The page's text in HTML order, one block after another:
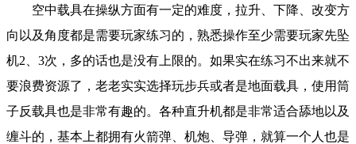
空中载具在操纵方面有一定的难度，拉升、下降、改变方
向以及角度都是需要玩家练习的，熟悉操作至少需要玩家先坠
机2、3次，多的话也是没有上限的。如果实在练习不出来就不
要浪费资源了，老老实实选择玩步兵或者是地面载具，使用筒
子反载具也是非常有趣的。各种直升机都是非常适合舔地以及
缠斗的，基本上都拥有火箭弹、机炮、导弹，就算一个人也是